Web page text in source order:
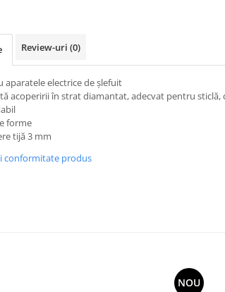
Review-uri (0)
aparatele electrice de şlefuit
acoperirii în strat diamantat, adecvat pentru sticlă,
forme
tijă 3 mm
conformitate produs
NOU